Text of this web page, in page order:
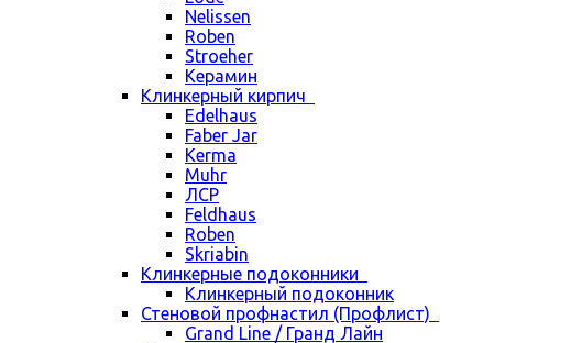
Nelissen
Roben
Stroeher
Керамин
Клинкерный кирпич
Edelhaus
Faber Jar
Kerma
Muhr
ЛСР
Feldhaus
Roben
Skriabin
Клинкерные подоконники
Клинкерный подоконник
Стеновой профнастил (Профлист)
Grand Line / Гранд Лайн